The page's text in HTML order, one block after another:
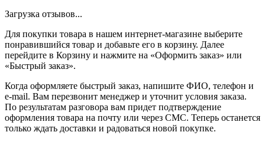
Загрузка отзывов...
Для покупки товара в нашем интернет-магазине выберите
понравившийся товар и добавьте его в корзину. Далее
перейдите в Корзину и нажмите на «Оформить заказ» или
«Быстрый заказ».
Когда оформляете быстрый заказ, напишите ФИО, телефон и
e-mail. Вам перезвонит менеджер и уточнит условия заказа.
По результатам разговора вам придет подтверждение
оформления товара на почту или через СМС. Теперь останется
только ждать доставки и радоваться новой покупке.